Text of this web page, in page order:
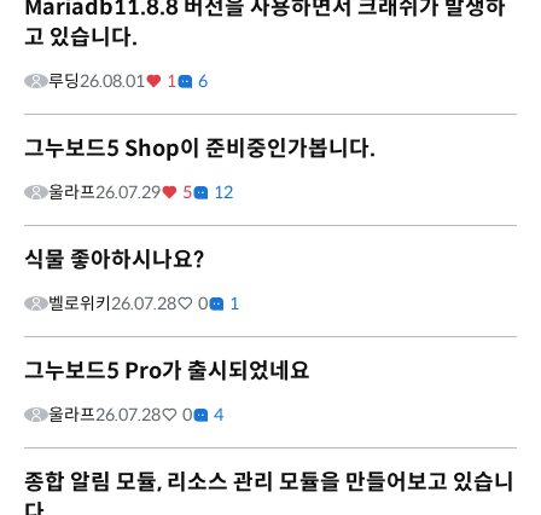
Mariadb11.8.8 버전을 사용하면서 크래쉬가 발생하
고 있습니다.
루딩26.08.01 1 6
그누보드5 Shop이 준비중인가봅니다.
울라프26.07.29 5 12
식물 좋아하시나요?
벨로위키26.07.28 0 1
그누보드5 Pro가 출시되었네요
울라프26.07.28 0 4
종합 알림 모듈, 리소스 관리 모듈을 만들어보고 있습니